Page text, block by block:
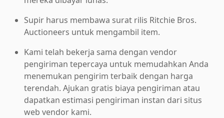
Supir harus membawa surat rilis Ritchie Bros.
Auctioneers untuk mengambil item.
Kami telah bekerja sama dengan vendor
pengiriman tepercaya untuk memudahkan Anda
menemukan pengirim terbaik dengan harga
terendah. Ajukan gratis biaya pengiriman atau
dapatkan estimasi pengiriman instan dari situs
web vendor kami.